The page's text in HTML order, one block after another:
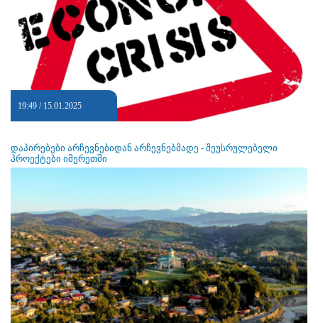
19:49 / 15.01.2025
დაპირებები არჩევნებიდან არჩევნებმადე - შეუსრულებელი
პროექტები იმერეთში